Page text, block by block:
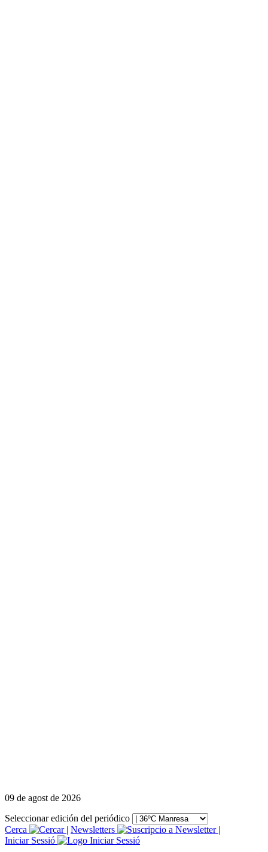
09 de agost de 2026
Seleccionar edición del periódico
Cerca
| Newsletters
|
Iniciar Sessió